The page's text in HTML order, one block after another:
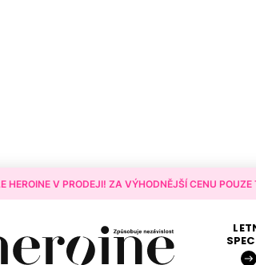
HEROINE V PRODEJI! ZA VÝHODNĚJŠÍ CENU